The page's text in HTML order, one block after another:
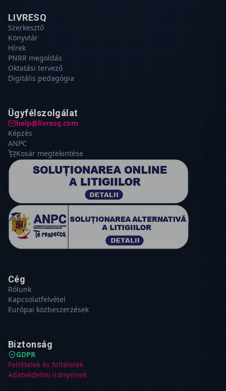
LIVRESQ
Szerkesztő
Könyvtár
Hírek
PNRR megoldás
Oktatási tervező
Digitális pedagógia
Ügyfélszolgálat
help@livresq.com
Képzés
ANPC
Kosár megtekintése
Cég
Rólunk
Kapcsolatfelvétel
Európai közbeszerzések
Biztonság
GDPR
Feltételek és feltételek
Adatvédelmi irányelvek